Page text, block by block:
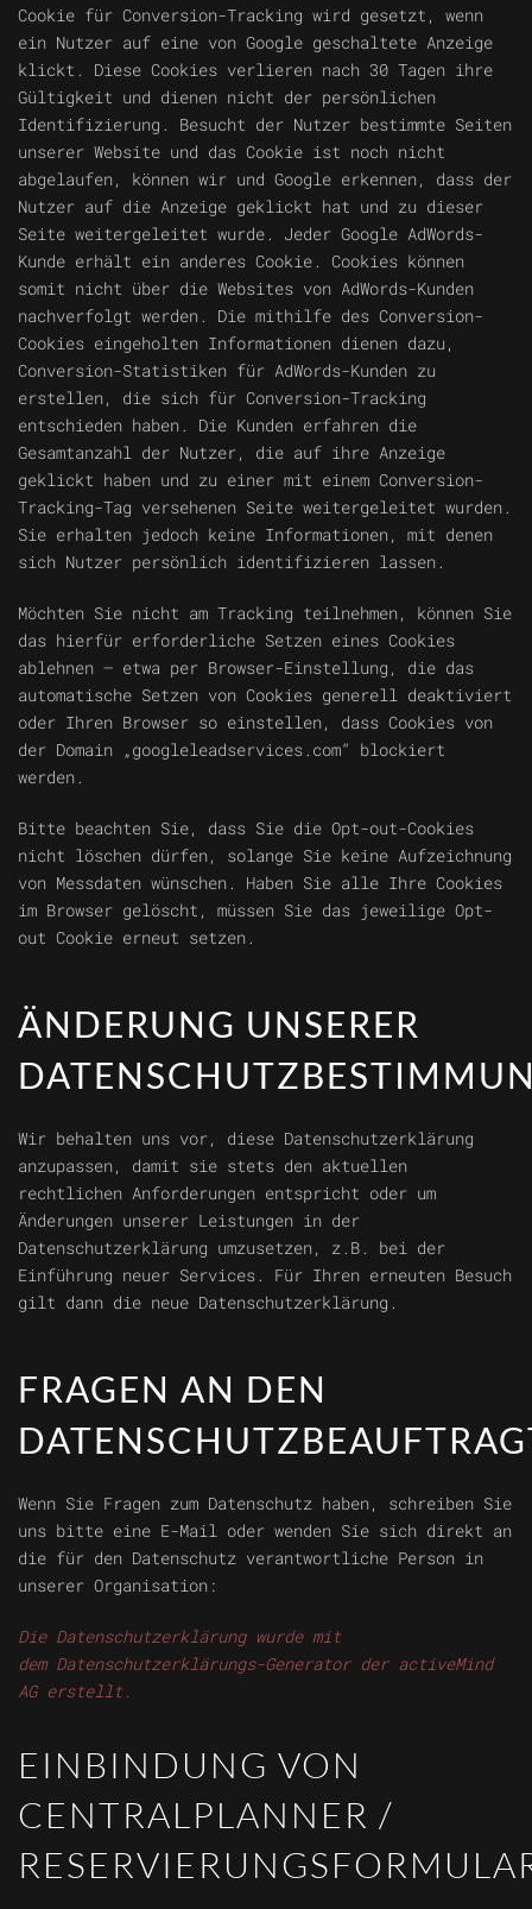
Cookie für Conversion-Tracking wird gesetzt, wenn
ein Nutzer auf eine von Google geschaltete Anzeige
klickt. Diese Cookies verlieren nach 30 Tagen ihre
Gültigkeit und dienen nicht der persönlichen
Identifizierung. Besucht der Nutzer bestimmte Seiten
unserer Website und das Cookie ist noch nicht
abgelaufen, können wir und Google erkennen, dass der
Nutzer auf die Anzeige geklickt hat und zu dieser
Seite weitergeleitet wurde. Jeder Google AdWords-
Kunde erhält ein anderes Cookie. Cookies können
somit nicht über die Websites von AdWords-Kunden
nachverfolgt werden. Die mithilfe des Conversion-
Cookies eingeholten Informationen dienen dazu,
Conversion-Statistiken für AdWords-Kunden zu
erstellen, die sich für Conversion-Tracking
entschieden haben. Die Kunden erfahren die
Gesamtanzahl der Nutzer, die auf ihre Anzeige
geklickt haben und zu einer mit einem Conversion-
Tracking-Tag versehenen Seite weitergeleitet wurden.
Sie erhalten jedoch keine Informationen, mit denen
sich Nutzer persönlich identifizieren lassen.
Möchten Sie nicht am Tracking teilnehmen, können Sie
das hierfür erforderliche Setzen eines Cookies
ablehnen – etwa per Browser-Einstellung, die das
automatische Setzen von Cookies generell deaktiviert
oder Ihren Browser so einstellen, dass Cookies von
der Domain „googleleadservices.com“ blockiert
werden.
Bitte beachten Sie, dass Sie die Opt-out-Cookies
nicht löschen dürfen, solange Sie keine Aufzeichnung
von Messdaten wünschen. Haben Sie alle Ihre Cookies
im Browser gelöscht, müssen Sie das jeweilige Opt-
out Cookie erneut setzen.
ÄNDERUNG UNSERER
Wir behalten uns vor, diese Datenschutzerklärung
anzupassen, damit sie stets den aktuellen
rechtlichen Anforderungen entspricht oder um
Änderungen unserer Leistungen in der
Datenschutzerklärung umzusetzen, z.B. bei der
Einführung neuer Services. Für Ihren erneuten Besuch
gilt dann die neue Datenschutzerklärung.
FRAGEN AN DEN
Wenn Sie Fragen zum Datenschutz haben, schreiben Sie
uns bitte eine E-Mail oder wenden Sie sich direkt an
die für den Datenschutz verantwortliche Person in
unserer Organisation:
Die Datenschutzerklärung wurde mit
dem Datenschutzerklärungs-Generator der activeMind
AG erstellt.
EINBINDUNG VON
CENTRALPLANNER /